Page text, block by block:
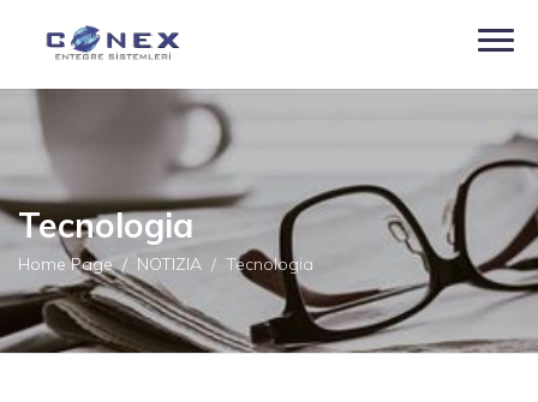
Tecnologia
Home Page NOTIZIA Tecnologia